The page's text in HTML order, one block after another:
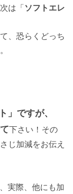
次は「 ソフトエレ
、恐らくどっち
」ですが、
下さい！その
じ加減をお伝え
実際、他にも加